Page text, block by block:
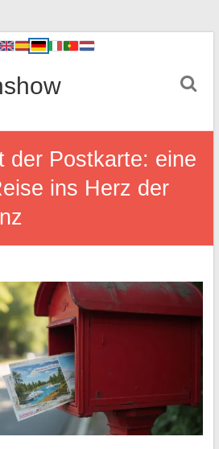
der Postkarte: eine
ins Herz der